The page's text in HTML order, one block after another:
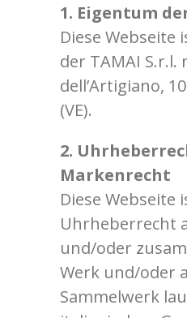
1. Eigentum
Diese Webseite
der TAMAI S.r.l.
dell’Artigiano,
(VE).
2.
Markenrecht
Diese Webseite
Uhrheberrecht
und/oder
Werk und/oder
Sammelwerk